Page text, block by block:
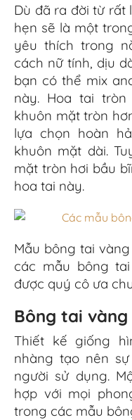
Dù đã ra đời từ rất
hẹn sẽ là một
yêu thích trong
cách nữ tính, dịu
bạn có thể mix
này. Hoa tai
khuôn mặt tròn
lựa chọn hoàn
khuôn mặt dài.
mặt tròn hơi bầu
hoa tai này.
Mẫu bông tai
các mẫu bông
được quý cô ưa
Bông tai vàng
Thiết kế giống
nhàng tạo nên
người sử dụng.
hợp với mọi
trong các mẫu